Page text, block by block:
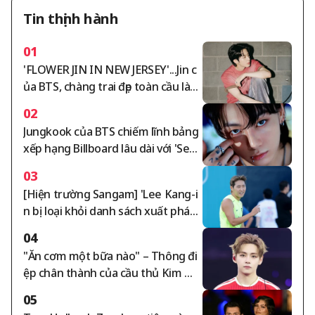
Tin thịnh hành
01
'FLOWER JIN IN NEW JERSEY'...Jin c
ủa BTS, chàng trai đẹp toàn cầu làm
đẹp toàn cầu trong buổi biểu diễn t
uyệt vời
02
Jungkook của BTS chiếm lĩnh bảng
xếp hạng Billboard lâu dài với 'Seve
toàn cầu tuần thứ 159 'Kỷ lục đầu t
iên và dài nhất ở châu Á'
03
[Hiện trường Sangam] 'Lee Kang-i
n bị loại khỏi danh sách xuất phát'
công bố danh sách xuất phát
04
"Ăn cơm một bữa nào" – Thông đi
ệp chân thành của cầu thủ Kim Mi
05